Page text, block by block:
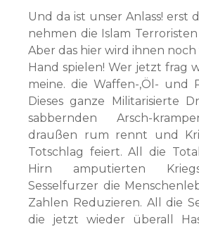
Und da ist unser Anlass! erst
nehmen die Islam
Aber das hier wird ihnen
Hand spielen! Wer jetzt frag
meine. die Waffen-,Öl- und
Dieses ganze Militarisierte
sabbernden Arsch-
draußen rum rennt und
Totschlag feiert. All die
Hirn amputierten
Sesselfurzer die
Zahlen Reduzieren. All die
die jetzt wieder überall